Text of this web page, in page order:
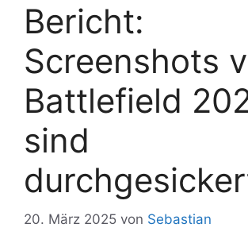
Bericht:
Screenshots
Battlefield
sind
20. März 2025 von Sebastian